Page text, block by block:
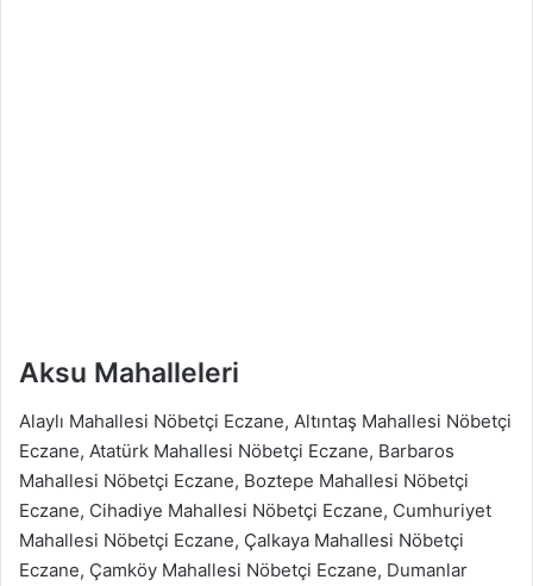
Aksu Mahalleleri
Alaylı Mahallesi Nöbetçi Eczane, Altıntaş Mahallesi Nöbetçi
Eczane, Atatürk Mahallesi Nöbetçi Eczane, Barbaros
Mahallesi Nöbetçi Eczane, Boztepe Mahallesi Nöbetçi
Eczane, Cihadiye Mahallesi Nöbetçi Eczane, Cumhuriyet
Mahallesi Nöbetçi Eczane, Çalkaya Mahallesi Nöbetçi
Eczane, Çamköy Mahallesi Nöbetçi Eczane, Dumanlar